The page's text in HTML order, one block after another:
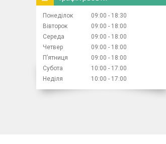
Понеділок 09:00
18:30
Вівторок
09:00
18:00
Середа
09:00
18:00
Четвер
09:00
18:00
Пʼятниця
09:00
18:00
Субота
10:00
17:00
Неділя
10:00 17:00